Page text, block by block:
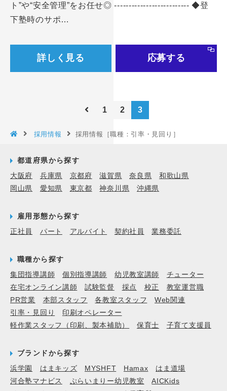
ト”や“安全管理”をお任せ◎ -------------------------- ◆登
下塾時のサポ…
詳しく見る 応募する
1 2 3
採用情報 採用情報［職種：引率・見回り］
都道府県から探す
大阪府
兵庫県 京都府 滋賀県 奈良県
和歌山県
岡山県
愛知県 東京都 神奈川県 沖縄県
雇用形態から探す
正社員
パート アルバイト 契約社員 業務委託
職種から探す
集団指導講師
個別指導講師 幼児教室講師
チューター
在宅オンライン講師
試験監督 採点 校正
教室運営職
PR営業
本部スタッフ 各教室スタッフ
Web関連
引率・見回り
印刷オペレーター
軽作業スタッフ（印刷、製本補助）
保育士 子育て支援員
ブランドから探す
浜学園
はまキッズ MYSHFT Hamax
はま道場
河合塾マナビス
ぷらいまりー幼児教室
AICKids